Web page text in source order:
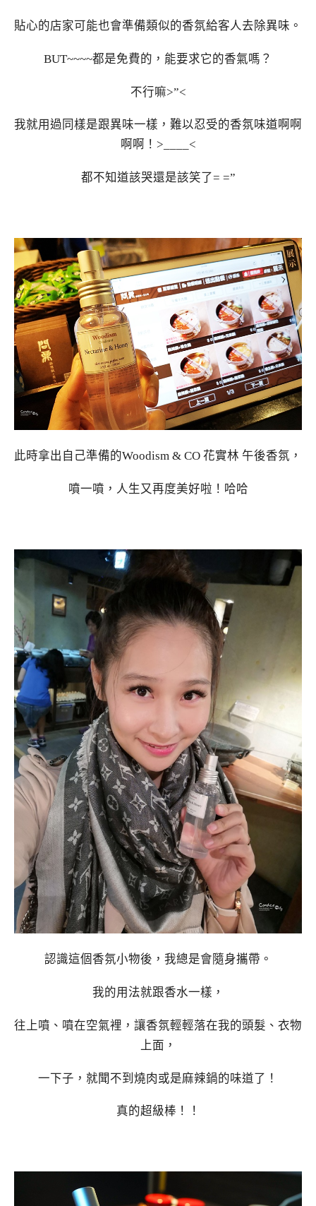
貼心的店家可能也會準備類似的香氛給客人去除異味。
BUT~~~~都是免費的，能要求它的香氣嗎？
不行嘛>”<
我就用過同樣是跟異味一樣，難以忍受的香氛味道啊啊
啊啊！>____<
都不知道該哭還是該笑了= =”
此時拿出自己準備的Woodism & CO 花實林 午後香氛，
噴一噴，人生又再度美好啦！哈哈
認識這個香氛小物後，我總是會隨身攜帶。
我的用法就跟香水一樣，
往上噴、噴在空氣裡，讓香氛輕輕落在我的頭髮、衣物
上面，
一下子，就聞不到燒肉或是麻辣鍋的味道了！
真的超級棒！！